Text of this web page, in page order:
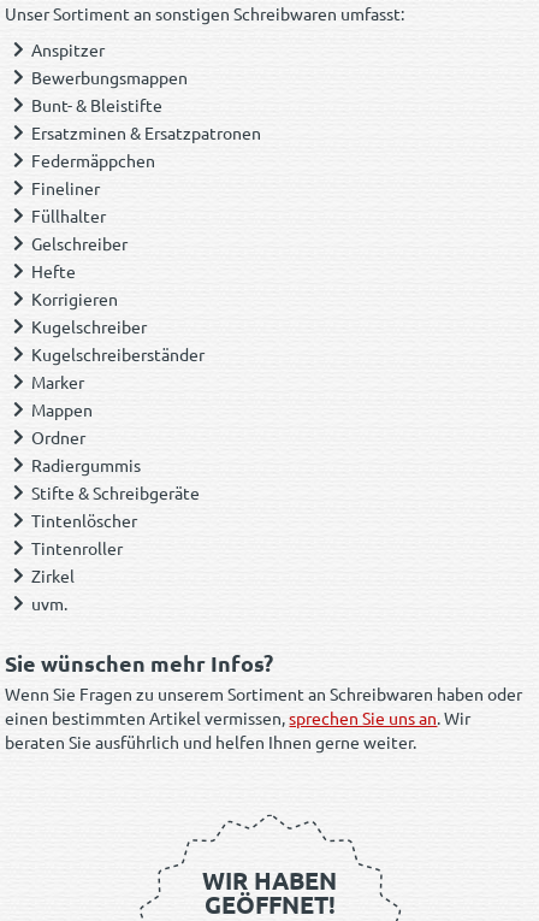
Unser Sortiment an sonstigen Schreibwaren umfasst:
Anspitzer
Bewerbungsmappen
Bunt- & Bleistifte
Ersatzminen & Ersatzpatronen
Federmäppchen
Fineliner
Füllhalter
Gelschreiber
Hefte
Korrigieren
Kugelschreiber
Kugelschreiberständer
Marker
Mappen
Ordner
Radiergummis
Stifte & Schreibgeräte
Tintenlöscher
Tintenroller
Zirkel
uvm.
Sie wünschen mehr Infos?
Wenn Sie Fragen zu unserem Sortiment an Schreibwaren haben oder
einen bestimmten Artikel vermissen,sprechen Sie uns an. Wir
beraten Sie ausführlich und helfen Ihnen gerne weiter.
WIR HABEN
GEÖFFNET!